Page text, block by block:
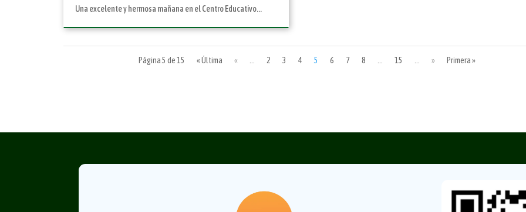
Una excelente y hermosa mañana en el Centro Educativo...
Página 5 de 15 « Última « ... 2 3 4 5 6 7 8 ... 15 ... » Primera »